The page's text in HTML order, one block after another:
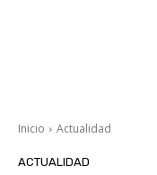
Inicio Actualidad
ACTUALIDAD